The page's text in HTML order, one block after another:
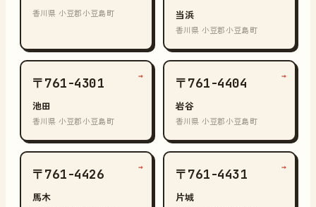
香川県 小豆郡小豆島町 当浜
香川県 小豆郡小豆島町
〒761-4301
池田
香川県 小豆郡小豆島町
→ 〒761-4404
岩谷
香川県 小豆郡小豆島町
→
〒761-4426
馬木
→ 〒761-4431
片城
→